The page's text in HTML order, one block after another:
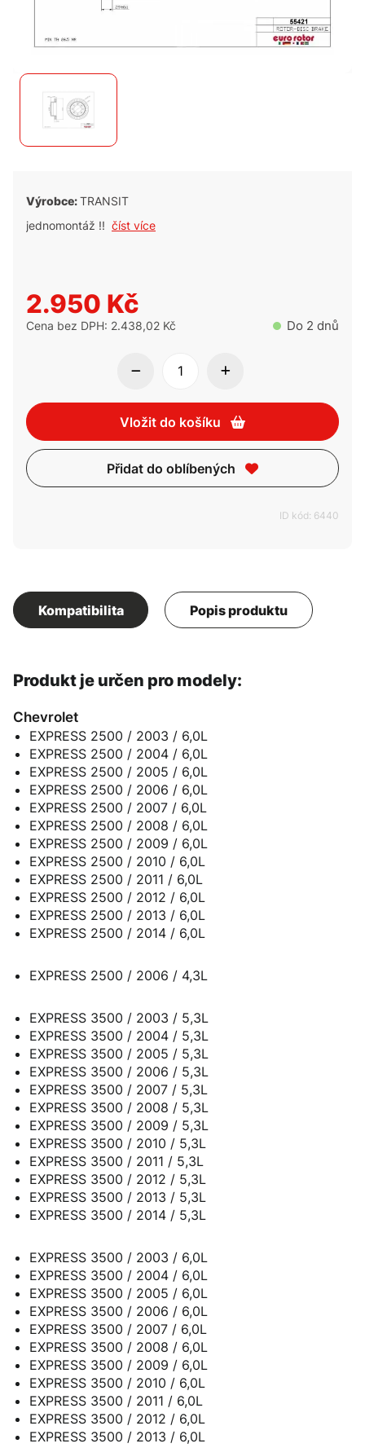
Výrobce:TRANSIT
jednomontáž !! číst více
2.950 Kč
Cena bez DPH: 2.438,02 Kč Do 2 dnů
Vložit do košíku
Přidat do oblíbených
ID kód: 6440
Kompatibilita Popis produktu
Produkt je určen pro modely:
Chevrolet
EXPRESS 2500 / 2003 / 6,0L
EXPRESS 2500 / 2004 / 6,0L
EXPRESS 2500 / 2005 / 6,0L
EXPRESS 2500 / 2006 / 6,0L
EXPRESS 2500 / 2007 / 6,0L
EXPRESS 2500 / 2008 / 6,0L
EXPRESS 2500 / 2009 / 6,0L
EXPRESS 2500 / 2010 / 6,0L
EXPRESS 2500 / 2011 / 6,0L
EXPRESS 2500 / 2012 / 6,0L
EXPRESS 2500 / 2013 / 6,0L
EXPRESS 2500 / 2014 / 6,0L
EXPRESS 2500 / 2006 / 4,3L
EXPRESS 3500 / 2003 / 5,3L
EXPRESS 3500 / 2004 / 5,3L
EXPRESS 3500 / 2005 / 5,3L
EXPRESS 3500 / 2006 / 5,3L
EXPRESS 3500 / 2007 / 5,3L
EXPRESS 3500 / 2008 / 5,3L
EXPRESS 3500 / 2009 / 5,3L
EXPRESS 3500 / 2010 / 5,3L
EXPRESS 3500 / 2011 / 5,3L
EXPRESS 3500 / 2012 / 5,3L
EXPRESS 3500 / 2013 / 5,3L
EXPRESS 3500 / 2014 / 5,3L
EXPRESS 3500 / 2003 / 6,0L
EXPRESS 3500 / 2004 / 6,0L
EXPRESS 3500 / 2005 / 6,0L
EXPRESS 3500 / 2006 / 6,0L
EXPRESS 3500 / 2007 / 6,0L
EXPRESS 3500 / 2008 / 6,0L
EXPRESS 3500 / 2009 / 6,0L
EXPRESS 3500 / 2010 / 6,0L
EXPRESS 3500 / 2011 / 6,0L
EXPRESS 3500 / 2012 / 6,0L
EXPRESS 3500 / 2013 / 6,0L